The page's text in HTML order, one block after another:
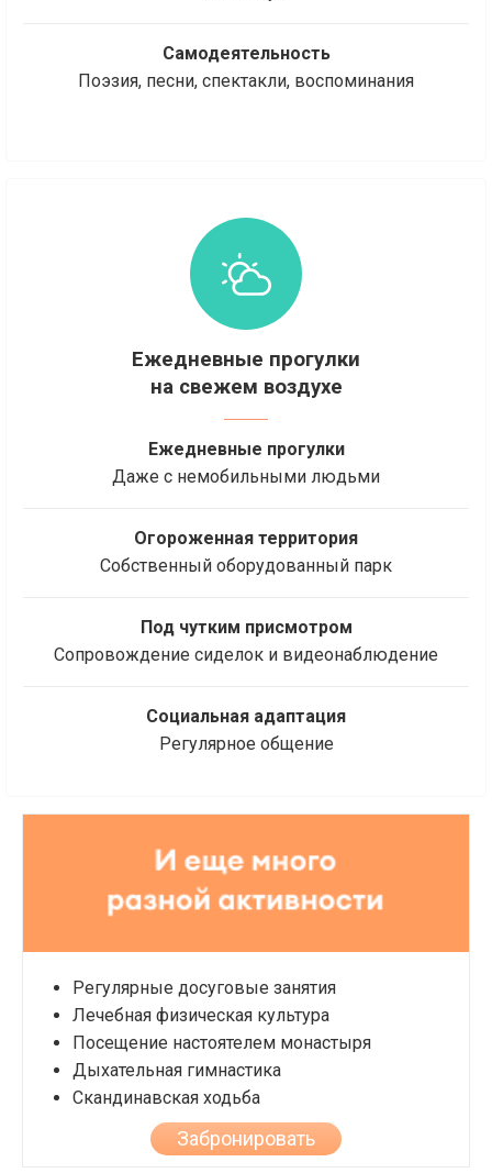
Самодеятельность
Поэзия, песни, спектакли, воспоминания
Ежедневные прогулки
на свежем воздухе
Ежедневные прогулки
Даже с немобильными людьми
Огороженная территория
Собственный оборудованный парк
Под чутким присмотром
Сопровождение сиделок и видеонаблюдение
Социальная адаптация
Регулярное общение
Регулярные досуговые занятия
Лечебная физическая культура
Посещение настоятелем монастыря
Дыхательная гимнастика
Скандинавская ходьба
Забронировать